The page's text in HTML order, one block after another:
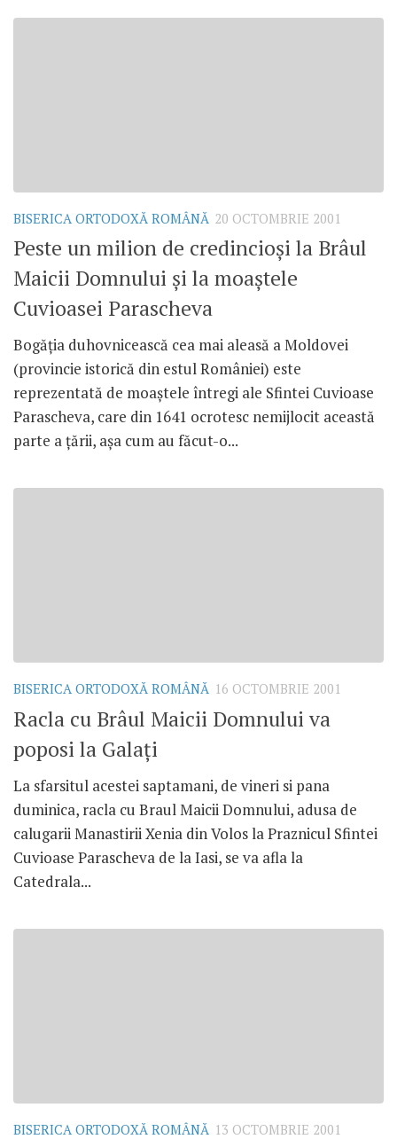
BISERICA ORTODOXĂ ROMÂNĂ 20 OCTOMBRIE 2001
Peste un milion de credincioşi la Brâul
Maicii Domnului şi la moaştele
Cuvioasei Parascheva
Bogăţia duhovnicească cea mai aleasă a Moldovei
(provincie istorică din estul României) este
reprezentată de moaştele întregi ale Sfintei Cuvioase
Parascheva, care din 1641 ocrotesc nemijlocit această
parte a ţării, aşa cum au făcut-o...
BISERICA ORTODOXĂ ROMÂNĂ 16 OCTOMBRIE 2001
Racla cu Brâul Maicii Domnului va
poposi la Galaţi
La sfarsitul acestei saptamani, de vineri si pana
duminica, racla cu Braul Maicii Domnului, adusa de
calugarii Manastirii Xenia din Volos la Praznicul Sfintei
Cuvioase Parascheva de la Iasi, se va afla la
Catedrala...
BISERICA ORTODOXĂ ROMÂNĂ 13 OCTOMBRIE 2001